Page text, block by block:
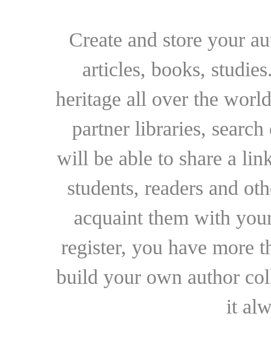
Create and store your
articles, books,
heritage all over the
partner libraries,
will be able to share a
students, readers and
acquaint them with
register, you have more
build your own author
it